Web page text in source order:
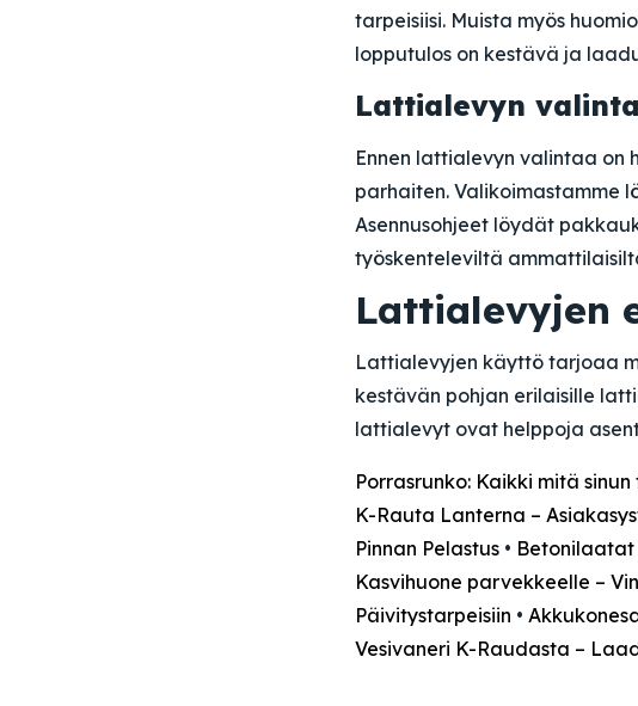
tarpeisiisi. Muista myös
lopputulos on kestävä ja
Lattialevyn
Ennen lattialevyn valintaa on
parhaiten. Valikoimastamme
Asennusohjeet löydät
työskenteleviltä
Lattialevyjen
Lattialevyjen käyttö tarjoaa
kestävän pohjan erilaisille
lattialevyt ovat helppoja
Porrasrunko: Kaikki mitä
K-Rauta Lanterna –
Pinnan Pelastus • Betonilaatat
Kasvihuone parvekkeelle –
Päivitystarpeisiin •
Vesivaneri K-Raudasta –